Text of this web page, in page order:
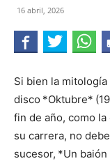
16 abril, 2026
Si bien la
disco *Oktubre*
fin de año, como
su carrera, no
sucesor, *Un